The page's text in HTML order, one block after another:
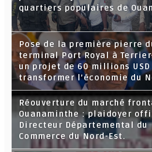
quartiers populaires de
Pose de la première pierre
terminal Port Royal à
un projet de 60 millions
transformer l’économie du
Réouverture du marché
Ouanaminthe : plaidoyer
Directeur Départemental du
Commerce du Nord-Est.